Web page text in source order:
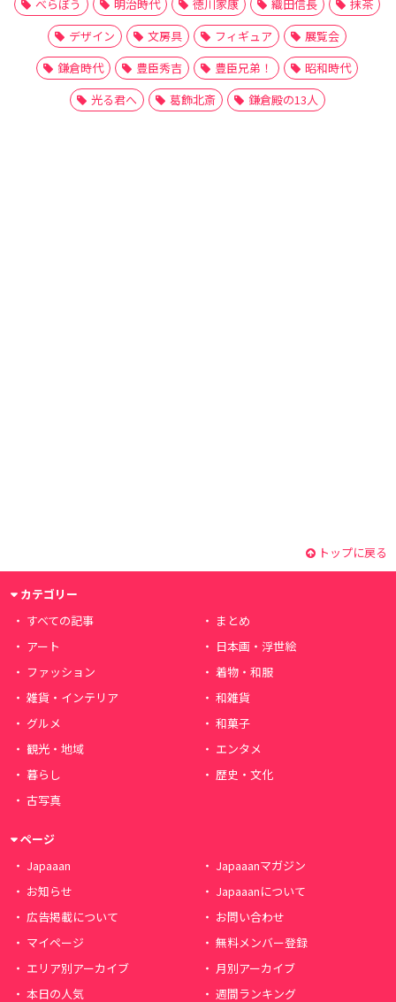
べらぼう
明治時代 徳川家康 織田信長
抹茶
デザイン
文房具 フィギュア
展覧会
鎌倉時代
豊臣秀吉 豊臣兄弟！
昭和時代
光る君へ
葛飾北斎 鎌倉殿の13人
トップに戻る
カテゴリー
すべての記事
まとめ
アート
日本画・浮世絵
ファッション
着物・和服
雑貨・インテリア
和雑貨
グルメ
和菓子
観光・地域
エンタメ
暮らし
歴史・文化
古写真
ページ
Japaaan
Japaaanマガジン
お知らせ
Japaaanについて
広告掲載について
お問い合わせ
マイページ
無料メンバー登録
エリア別アーカイブ
月別アーカイブ
本日の人気
週間ランキング